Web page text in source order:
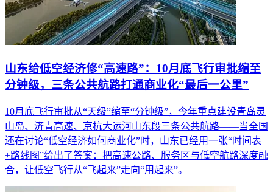
山东给低空经济修“高速路”：10月底飞行审批缩至
分钟级，三条公共航路打通商业化“最后一公里”
10月底飞行审批从“天级”缩至“分钟级”，今年重点建设青岛灵
山岛、济青高速、京杭大运河山东段三条公共航路——当全国
还在讨论“低空经济如何商业化”时，山东已经用一张“时间表
+路线图”给出了答案：把高速公路、服务区与低空航路深度融
合，让低空飞行从“飞起来”走向“用起来”。